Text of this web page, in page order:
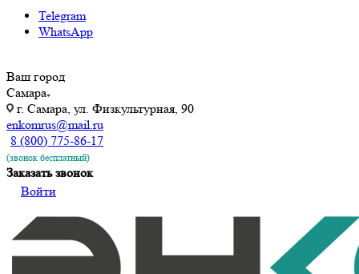
Telegram
WhatsApp
Ваш город
Самара
г. Самара, ул. ​Физкультурная, 90
enkomrus@mail.ru
8 (800) 775-86-17
(звонок бесплатный)
Заказать звонок
Войти